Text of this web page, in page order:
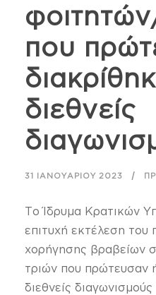
που
διεθνείς
31 ΙΑΝΟΥΑΡΊΟΥ 2023
Το Ίδρυμα Κρατικών
επιτυχή εκτέλεση του
χορήγησης βραβείων
τριών που πρώτευσαν
διεθνείς